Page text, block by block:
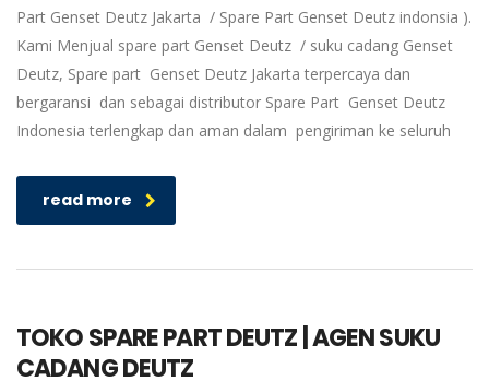
Part Genset Deutz Jakarta / Spare Part Genset Deutz indonsia ).
Kami Menjual spare part Genset Deutz / suku cadang Genset
Deutz, Spare part Genset Deutz Jakarta terpercaya dan
bergaransi dan sebagai distributor Spare Part Genset Deutz
Indonesia terlengkap dan aman dalam pengiriman ke seluruh
read more
TOKO SPARE PART DEUTZ | AGEN SUKU
CADANG DEUTZ